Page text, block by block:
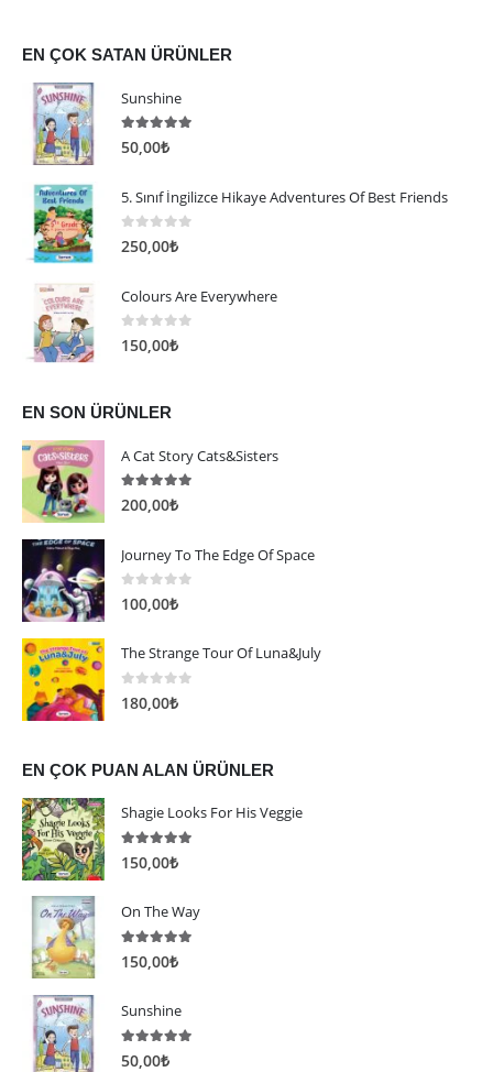
EN ÇOK SATAN ÜRÜNLER
Sunshine
5.005 üzerinden
50,00₺
5. Sınıf İngilizce Hikaye Adventures Of Best Friends
0 5 üzerinden
250,00₺
Colours Are Everywhere
0 5 üzerinden
150,00₺
EN SON ÜRÜNLER
A Cat Story Cats&Sisters
5.00 5 üzerinden
200,00₺
Journey To The Edge Of Space
0 5 üzerinden
100,00₺
The Strange Tour Of Luna&July
0 5 üzerinden
180,00₺
EN ÇOK PUAN ALAN ÜRÜNLER
Shagie Looks For His Veggie
5.00 5 üzerinden
150,00₺
On The Way
5 üzerinden
150,00₺
Sunshine
5 üzerinden
50,00₺